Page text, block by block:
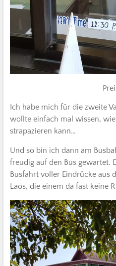
Ich habe mich für die zweite
wollte einfach mal wissen,
strapazieren kann…
Und so bin ich dann am
freudig auf den Bus gewartet.
Busfahrt voller Eindrücke aus
Laos, die einem da fast keine